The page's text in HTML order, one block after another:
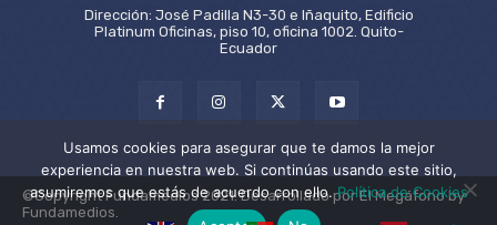
Dirección: José Padilla N3-30 e Iñaquito, Edificio
Platinum Oficinas, piso 10, oficina 1002. Quito-
Ecuador
©Copyright Fundamedios 2021. Desarrollado por El Megáfono by
Fundamedios.
Usamos cookies para asegurar que te damos la mejor
experiencia en nuestra web. Si continúas usando este sitio,
asumiremos que estás de acuerdo con ello.Política de Cookies